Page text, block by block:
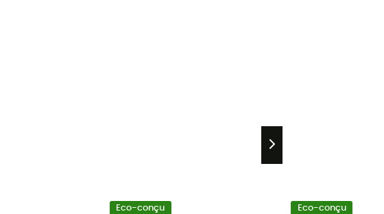
Eco-conçu Eco-conçu